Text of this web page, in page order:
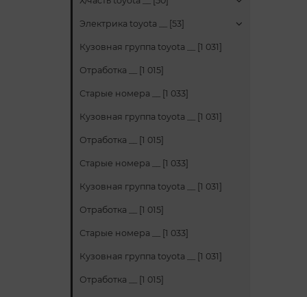
Электрика toyota __ [53]
Кузовная группа toyota __ [1 031]
Отработка __ [1 015]
Старые номера __ [1 033]
Кузовная группа toyota __ [1 031]
Отработка __ [1 015]
Старые номера __ [1 033]
Кузовная группа toyota __ [1 031]
Отработка __ [1 015]
Старые номера __ [1 033]
Кузовная группа toyota __ [1 031]
Отработка __ [1 015]